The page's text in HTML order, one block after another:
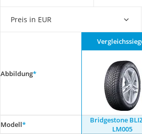
Preis in EUR
Abbildung*
Modell*
Bridgestone
LM005